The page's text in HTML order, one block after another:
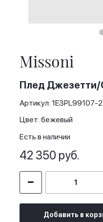
beginning
of
the
images
gallery
Missoni
Плед Джезетти/
Артикул: 1E3PL99107-
Цвет: бежевый
Есть в наличии
42 350 руб.
Добавить в